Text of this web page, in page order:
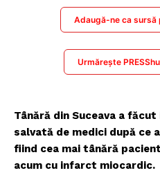
Adaugă-ne ca sursă
Urmărește
Tânără din Suceava a
salvată de medici după ce
fiind cea mai tânără
acum cu infarct miocardic.